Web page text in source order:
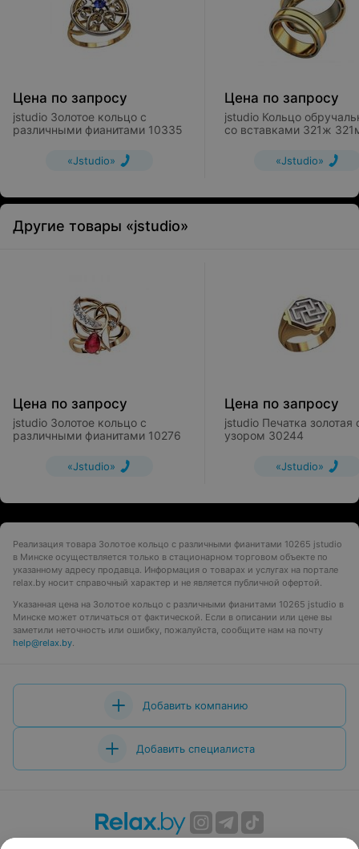
Цена по запросу
jstudio Золотое кольцо с
различными фианитами 10335
«Jstudio»
Цена по запросу
jstudio Кольцо обручальное
со вставками 321ж
«Jstudio»
Другие товары «jstudio»
Цена по запросу
jstudio Золотое кольцо с
различными фианитами 10276
«Jstudio»
Цена по запросу
jstudio Печатка золотая
узором 30244
«Jstudio»
Реализация товара Золотое кольцо с различными фианитами 10265 jstudio
в Минске осуществляется только в стационарном торговом объекте по
указанному адресу продавца. Информация о товарах и услугах на портале
relax.by носит справочный характер и не является публичной офертой.
Указанная цена на Золотое кольцо с различными фианитами 10265 jstudio в
Минске может отличаться от фактической. Если в описании или цене вы
заметили неточность или ошибку, пожалуйста, сообщите нам на почту
help@relax.by.
Добавить компанию
Добавить специалиста